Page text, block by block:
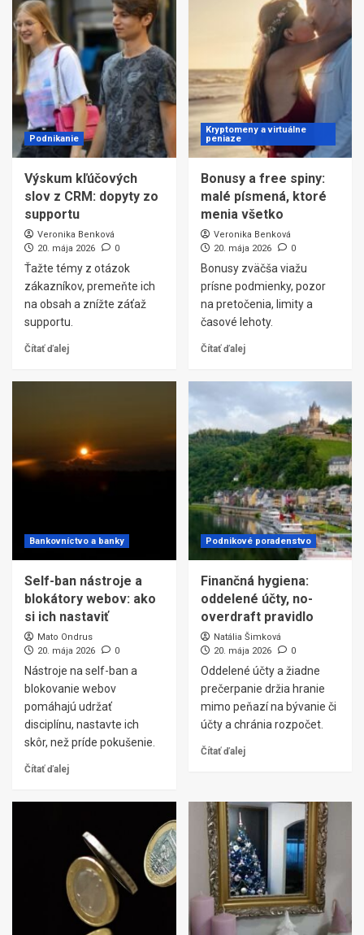
Podnikanie
Výskum kľúčových
slov z CRM: dopyty zo
supportu
Veronika Benková
20. mája 2026
0
Ťažte témy z otázok
zákazníkov, premeňte ich
na obsah a znížte záťaž
supportu.
Čítať ďalej
Kryptomeny a virtuálne
peniaze
Bonusy a free spiny:
malé písmená, ktoré
menia všetko
Veronika Benková
20. mája 2026
0
Bonusy zväčša viažu
prísne podmienky, pozor
na pretočenia, limity a
časové lehoty.
Čítať ďalej
Bankovníctvo a banky
Self-ban nástroje a
blokátory webov: ako
si ich nastaviť
Mato Ondrus
20. mája 2026
0
Nástroje na self-ban a
blokovanie webov
pomáhajú udržať
disciplínu, nastavte ich
skôr, než príde pokušenie.
Čítať ďalej
Podnikové poradenstvo
Finančná hygiena:
oddelené účty, no-
overdraft pravidlo
Natália Šimková
20. mája 2026
0
Oddelené účty a žiadne
prečerpanie držia hranie
mimo peňazí na bývanie či
účty a chránia rozpočet.
Čítať ďalej